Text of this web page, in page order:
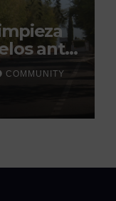
ante
COMMUNITY